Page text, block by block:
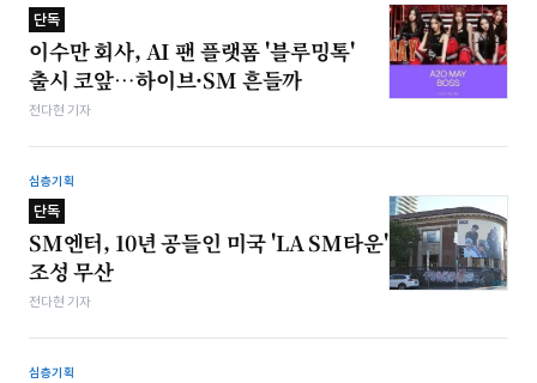
단독
이수만 회사, AI 팬 플랫폼 '블루밍톡'
출시 코앞…하이브·SM 흔들까
전다현 기자
심층기획
단독
SM엔터, 10년 공들인 미국 'LA SM타운'
조성 무산
전다현 기자
심층기획